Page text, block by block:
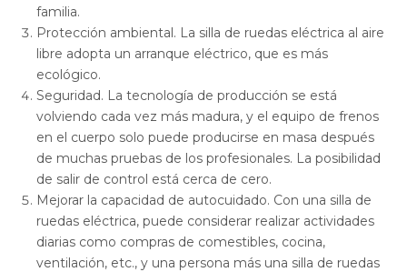
familia.
Protección ambiental. La silla de ruedas eléctrica al aire
libre adopta un arranque eléctrico, que es más
ecológico.
Seguridad. La tecnología de producción se está
volviendo cada vez más madura, y el equipo de frenos
en el cuerpo solo puede producirse en masa después
de muchas pruebas de los profesionales. La posibilidad
de salir de control está cerca de cero.
Mejorar la capacidad de autocuidado. Con una silla de
ruedas eléctrica, puede considerar realizar actividades
diarias como compras de comestibles, cocina,
ventilación, etc., y una persona más una silla de ruedas